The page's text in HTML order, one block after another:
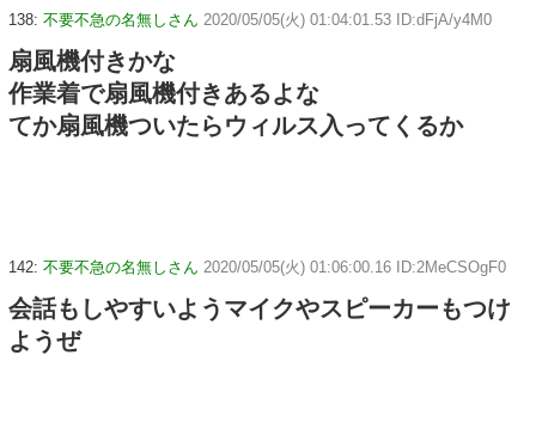
138: 不要不急の名無しさん 2020/05/05(火) 01:04:01.53 ID:dFjA/y4M0
扇風機付きかな
作業着で扇風機付きあるよな
てか扇風機ついたらウィルス入ってくるか
142: 不要不急の名無しさん 2020/05/05(火) 01:06:00.16 ID:2MeCSOgF0
会話もしやすいようマイクやスピーカーもつけ
ようぜ